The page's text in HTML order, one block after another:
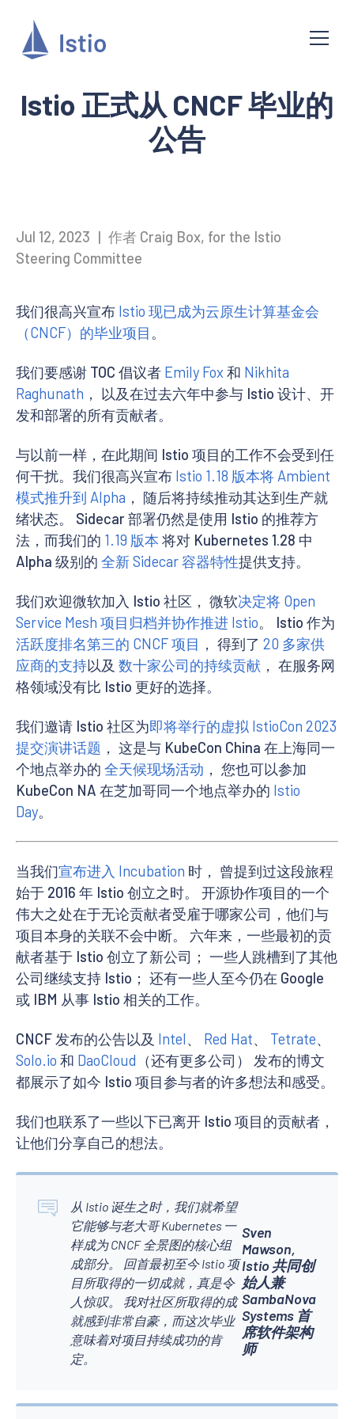
Istio 正式从 CNCF 毕业的
公告
Jul 12, 2023 | 作者 Craig Box, for the Istio
Steering Committee
我们很高兴宣布 Istio 现已成为云原生计算基金会
（CNCF）的毕业项目 。
我们要感谢 TOC 倡议者 Emily Fox 和 Nikhita
Raghunath ， 以及在过去六年中参与 Istio 设计、开
发和部署的所有贡献者。
与以前一样，在此期间 Istio 项目的工作不会受到任
何干扰。我们很高兴宣布 Istio 1.18 版本将 Ambient
模式推升到 Alpha ， 随后将持续推动其达到生产就
绪状态。 Sidecar 部署仍然是使用 Istio 的推荐方
法，而我们的 1.19 版本 将对 Kubernetes 1.28 中
Alpha 级别的 全新 Sidecar 容器特性提供支持。
我们欢迎微软加入 Istio 社区， 微软决定将 Open
Service Mesh 项目归档并协作推进 Istio。 Istio 作为
活跃度排名第三的 CNCF 项目 ， 得到了 20 多家供
应商的支持以及 数十家公司的持续贡献 ， 在服务网
格领域没有比 Istio 更好的选择。
我们邀请 Istio 社区为即将举行的虚拟 IstioCon 2023
提交演讲话题 ， 这是与 KubeCon China 在上海同一
个地点举办的 全天候现场活动 ， 您也可以参加
KubeCon NA 在芝加哥同一个地点举办的 Istio
Day。
当我们宣布进入 Incubation 时， 曾提到过这段旅程
始于 2016 年 Istio 创立之时。 开源协作项目的一个
伟大之处在于无论贡献者受雇于哪家公司，他们与
项目本身的关联不会中断。 六年来，一些最初的贡
献者基于 Istio 创立了新公司； 一些人跳槽到了其他
公司继续支持 Istio； 还有一些人至今仍在 Google
或 IBM 从事 Istio 相关的工作。
CNCF 发布的公告以及 Intel、 Red Hat、 Tetrate、
Solo.io 和 DaoCloud （还有更多公司） 发布的博文
都展示了如今 Istio 项目参与者的许多想法和感受。
我们也联系了一些以下已离开 Istio 项目的贡献者，
让他们分享自己的想法。
从 Istio 诞生之时，我们就希望
它能够与老大哥 Kubernetes 一
样成为 CNCF 全景图的核心组
成部分。 回首最初至今 Istio 项
目所取得的一切成就，真是令
人惊叹。 我对社区所取得的成
就感到非常自豪，而这次毕业
意味着对项目持续成功的肯
定。
Sven
Mawson,
Istio 共同创
始人兼
SambaNova
Systems 首
席软件架构
师